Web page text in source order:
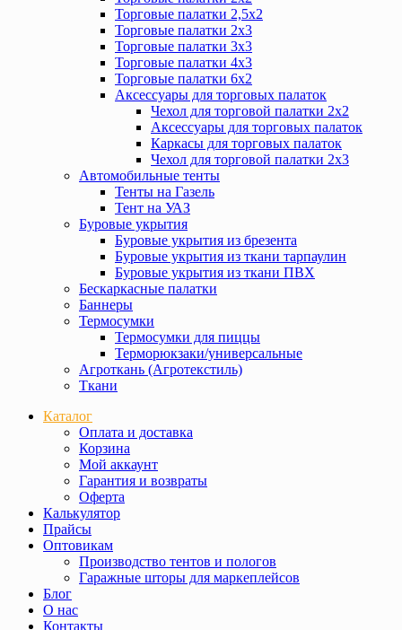
Торговые палатки 2,5х2
Торговые палатки 2х3
Торговые палатки 3х3
Торговые палатки 4х3
Торговые палатки 6х2
Аксессуары для торговых палаток
Чехол для торговой палатки 2х2
Аксессуары для торговых палаток
Каркасы для торговых палаток
Чехол для торговой палатки 2х3
Автомобильные тенты
Тенты на Газель
Тент на УАЗ
Буровые укрытия
Буровые укрытия из брезента
Буровые укрытия из ткани тарпаулин
Буровые укрытия из ткани ПВХ
Бескаркасные палатки
Баннеры
Термосумки
Термосумки для пиццы
Терморюкзаки/универсальные
Агроткань (Агротекстиль)
Ткани
Каталог
Оплата и доставка
Корзина
Мой аккаунт
Гарантия и возвраты
Оферта
Калькулятор
Прайсы
Оптовикам
Производство тентов и пологов
Гаражные шторы для маркеплейсов
Блог
О нас
Контакты